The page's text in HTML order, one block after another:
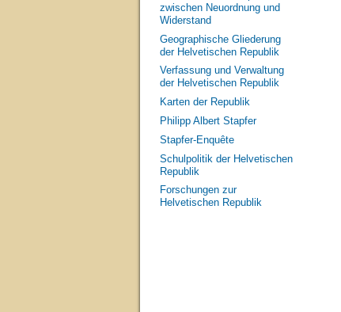
zwischen Neuordnung und
Widerstand
Geographische Gliederung
der Helvetischen Republik
Verfassung und Verwaltung
der Helvetischen Republik
Karten der Republik
Philipp Albert Stapfer
Stapfer-Enquête
Schulpolitik der Helvetischen
Republik
Forschungen zur
Helvetischen Republik